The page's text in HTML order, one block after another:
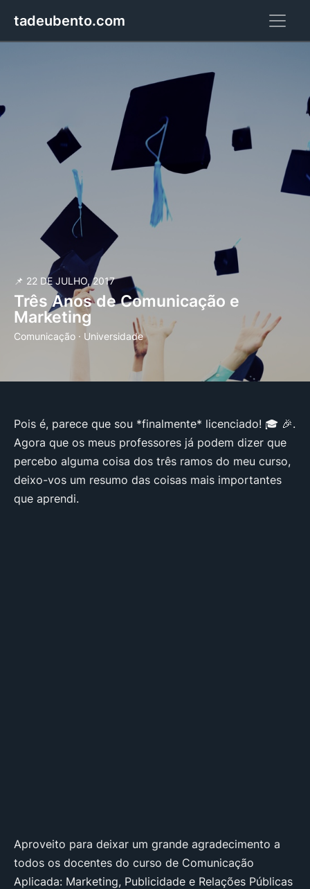
tadeubento.com
📌 22 DE JULHO, 2017
Três Anos de Comunicação e
Marketing
Comunicação · Universidade
Pois é, parece que sou *finalmente* licenciado! 🎓 🎉.
Agora que os meus professores já podem dizer que
percebo alguma coisa dos três ramos do meu curso,
deixo-vos um resumo das coisas mais importantes
que aprendi.
Aproveito para deixar um grande agradecimento a
todos os docentes do curso de Comunicação
Aplicada: Marketing, Publicidade e Relações Públicas